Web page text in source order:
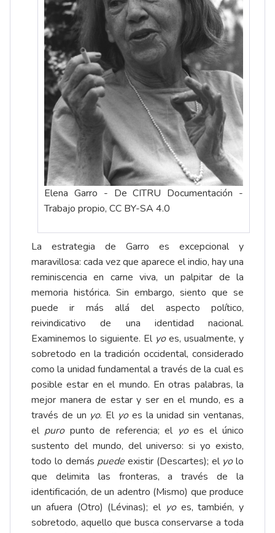
Elena Garro - De CITRU Documentación -
Trabajo propio, CC BY-SA 4.0
La estrategia de Garro es excepcional y
maravillosa: cada vez que aparece el indio, hay una
reminiscencia en carne viva, un palpitar de la
memoria histórica. Sin embargo, siento que se
puede ir más allá del aspecto político,
reivindicativo de una identidad nacional.
Examinemos lo siguiente. El yoes, usualmente, y
sobretodo en la tradición occidental, considerado
como la unidad fundamental a través de la cual es
posible estar en el mundo. En otras palabras, la
mejor manera de estar y ser en el mundo, es a
través de un yo. El yoes la unidad sin ventanas,
el puropunto de referencia; el yoes el único
sustento del mundo, del universo: si yo existo,
todo lo demás puede existir (Descartes); el yolo
que delimita las fronteras, a través de la
identificación, de un adentro (Mismo) que produce
un afuera (Otro) (Lévinas); el yoes, también, y
sobretodo, aquello que busca conservarse a toda